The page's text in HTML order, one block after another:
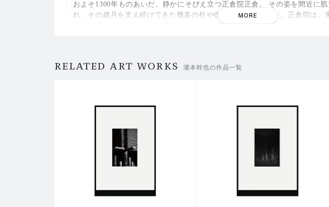
およそ1300年ものあいだ、静かにそびえ立つ正倉院正倉。 その姿を間近に
れ、その歳月を支え続けてきた幾多の柱や礎石に、心が震えた。正倉院は、
—瀧本幹也
MORE
RELATED ART WORKS 瀧本幹也の作品一覧